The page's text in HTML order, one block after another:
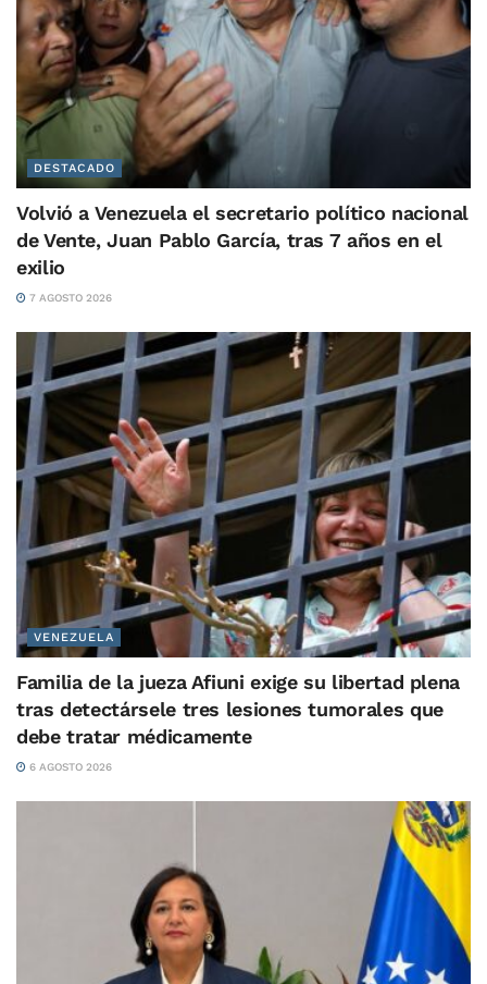
DESTACADO
Volvió a Venezuela el secretario político nacional
de Vente, Juan Pablo García, tras 7 años en el
exilio
7 AGOSTO 2026
VENEZUELA
Familia de la jueza Afiuni exige su libertad plena
tras detectársele tres lesiones tumorales que
debe tratar médicamente
6 AGOSTO 2026